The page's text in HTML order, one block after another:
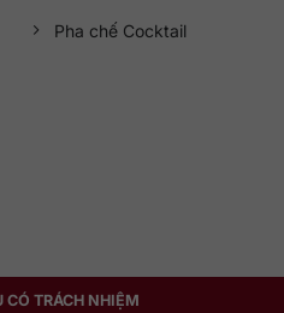
Pha chế Cocktail
CÓ TRÁCH NHIỆM